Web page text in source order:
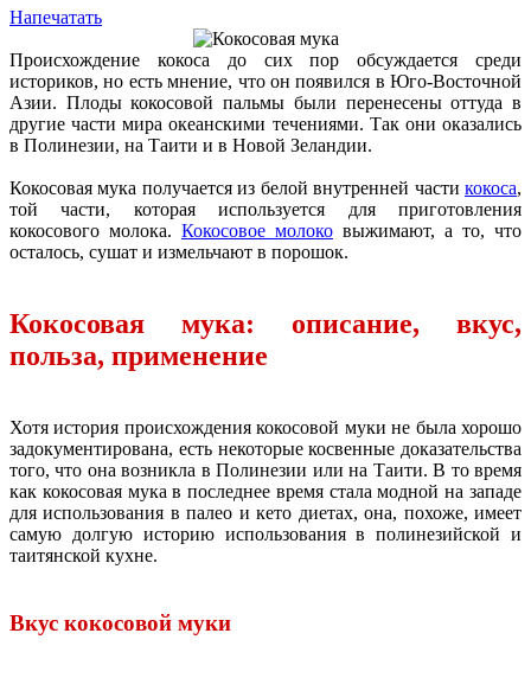
Напечатать
Происхождение кокоса до сих пор обсуждается среди
историков, но есть мнение, что он появился в Юго-Восточной
Азии. Плоды кокосовой пальмы были перенесены оттуда в
другие части мира океанскими течениями. Так они оказались
в Полинезии, на Таити и в Новой Зеландии.
Кокосовая мука получается из белой внутренней части кокоса,
той части, которая используется для приготовления
кокосового молока. Кокосовое молоко выжимают, а то, что
осталось, сушат и измельчают в порошок.
Кокосовая мука: описание, вкус,
польза, применение
Хотя история происхождения кокосовой муки не была хорошо
задокументирована, есть некоторые косвенные доказательства
того, что она возникла в Полинезии или на Таити. В то время
как кокосовая мука в последнее время стала модной на западе
для использования в палео и кето диетах, она, похоже, имеет
самую долгую историю использования в полинезийской и
таитянской кухне.
Вкус кокосовой муки